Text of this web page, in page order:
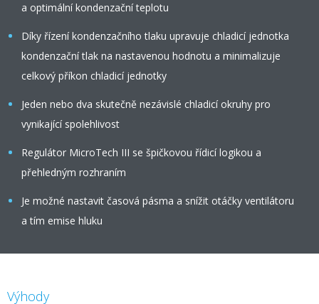
a optimální kondenzační teplotu
Díky řízení kondenzačního tlaku upravuje chladicí jednotka
kondenzační tlak na nastavenou hodnotu a minimalizuje
celkový příkon chladicí jednotky
Jeden nebo dva skutečně nezávislé chladicí okruhy pro
vynikající spolehlivost
Regulátor MicroTech III se špičkovou řídicí logikou a
přehledným rozhraním
Je možné nastavit časová pásma a snížit otáčky ventilátoru
a tím emise hluku
Výhody